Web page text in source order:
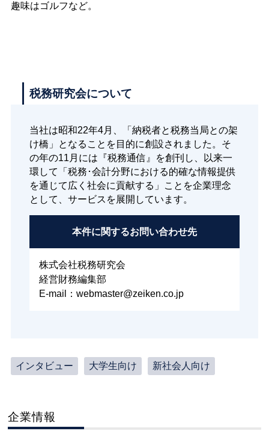
趣味はゴルフなど。
税務研究会について
当社は昭和22年4月、「納税者と税務当局との架
け橋」となることを目的に創設されました。そ
の年の11月には『税務通信』を創刊し、以来一
環して「税務･会計分野における的確な情報提供
を通じて広く社会に貢献する」ことを企業理念
として、サービスを展開しています。
本件に関するお問い合わせ先
株式会社税務研究会
経営財務編集部
E-mail：webmaster@zeiken.co.jp
インタビュー 大学生向け 新社会人向け
企業情報